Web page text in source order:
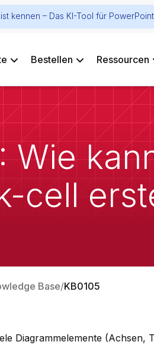
kennen – Das KI-Tool für PowerPoint
Bestellen Ressourcen
Wie
cell
Base KB0105
Diagrammelemente (Achsen,